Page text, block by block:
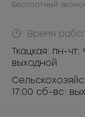
Бесплатный
Время
Ткацкая: пн-
выходной
17:00 сб-вс: